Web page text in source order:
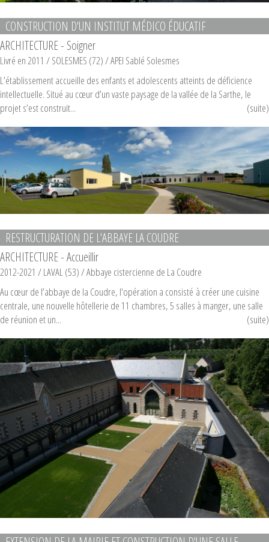
CONSTRUCTION D'UN INSTITUT MÉDICO ÉDUCATIF
ARCHITECTURE - Soigner
Livré en 2011 / SOLESMES (72) /APEI Sablé Solesmes
L’établissement accueille des enfants et adolescents atteints de déficience
intellectuelle. Situé au cœur d’un vaste paysage de la vallée de la Sarthe, le
projet s’est construit...
(suite)
RESTRUCTURATION DE L'ABBAYE LA COUDRE
ARCHITECTURE - Accueillir
2012-2021 / LAVAL (53) /Abbaye cistercienne de La Coudre
Au cœur de l’abbaye de la Coudre, l'opération a consisté à créer une cuisine
centrale, une nouvelle hôtellerie de 11 chambres, 5 salles à manger, une salle
de réunion et un...
(suite)